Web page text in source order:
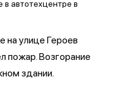
на улице Героев
пожар. Возгорание
здании.